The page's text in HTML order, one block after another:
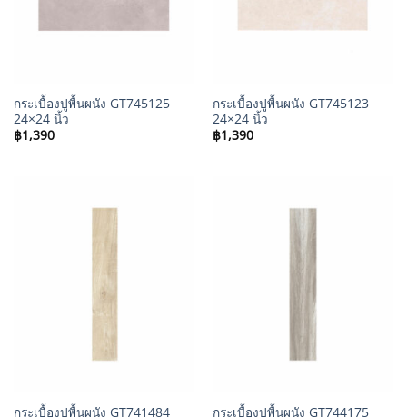
กระเบื้องปูพื้นผนัง GT745125
24×24 นิ้ว
฿1,390
กระเบื้องปูพื้นผนัง GT745123
24×24 นิ้ว
฿1,390
กระเบื้องปูพื้นผนัง GT741484 กระเบื้องปูพื้นผนัง GT744175